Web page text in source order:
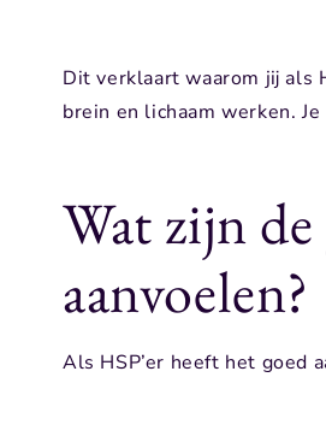
Dit verklaart waarom jij als
brein en lichaam werken.
Wat zijn de
aanvoelen?
Als HSP’er heeft het goed